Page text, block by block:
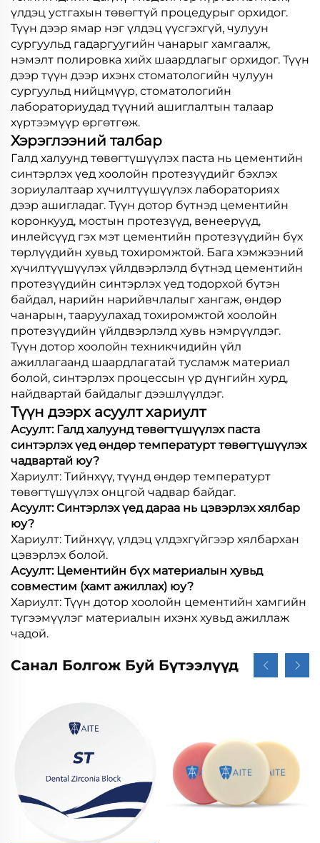
үлдэц устгахын төвөгтүй процедурыг орхидог.
Түүн дээр ямар нэг үлдэц үүсгэхгүй, чулуун
сургуульд гадаргуугийн чанарыг хамгаалж,
нэмэлт полировка хийх шаардлагыг орхидог. Түүн
дээр түүн дээр ихэнх стоматологийн чулуун
сургуульд нийцмүүр, стоматологийн
лабораториудад түүний ашиглалтын талаар
хүртээмүүр өргөтгөж.
Хэрэглээний талбар
Галд халуунд төвөгтүшүүлэх паста нь цементийн
синтэрлэх үед хоолойн протезүүдийг бэхлэх
зориулалтаар хүчилтүүшүүлэх лабораториях
дээр ашигладаг. Түүн дотор бүтнэд цементийн
коронкууд, мостын протезүүд, венеерүүд,
инлейсүүд гэх мэт цементийн протезүүдийн бүх
төрлүүдийн хувьд тохиромжтой. Бага хэмжээний
хүчилтүүшүүлэх үйлдвэрлэлд бүтнэд цементийн
протезүүдийн синтэрлэх үед тодорхой бүтэн
байдал, нарийн нарийвчлалыг хангаж, өндөр
чанарын, тааруулахад тохиромжтой хоолойн
протезүүдийн үйлдвэрлэлд хувь нэмрүүлдэг.
Түүн дотор хоолойн техникчидийн үйл
ажиллагаанд шаардлагатай тусламж материал
болой, синтэрлэх процессын үр дүнгийн хурд,
найдвартай байдалыг дээшлүүлдэг.
Түүн дээрх асуулт хариулт
Асуулт: Галд халуунд төвөгтүшүүлэх паста
синтэрлэх үед өндөр температурт төвөгтүшүүлэх
чадвартай юу?
Хариулт: Тийнхүү, түүнд өндөр температурт
төвөгтүшүүлэх онцгой чадвар байдаг.
Асуулт: Синтэрлэх үед дараа нь цэвэрлэх хялбар
юу?
Хариулт: Тийнхүү, үлдэц үлдэхгүйгээр хялбархан
цэвэрлэх болой.
Асуулт: Цементийн бүх материалын хувьд
совместим (хамт ажиллах) юу?
Хариулт: Түүн дотор хоолойн цементийн хамгийн
түгээмүүлэг материалын ихэнх хувьд ажиллаж
чадой.
Санал Болгож Буй Бүтээлүүд